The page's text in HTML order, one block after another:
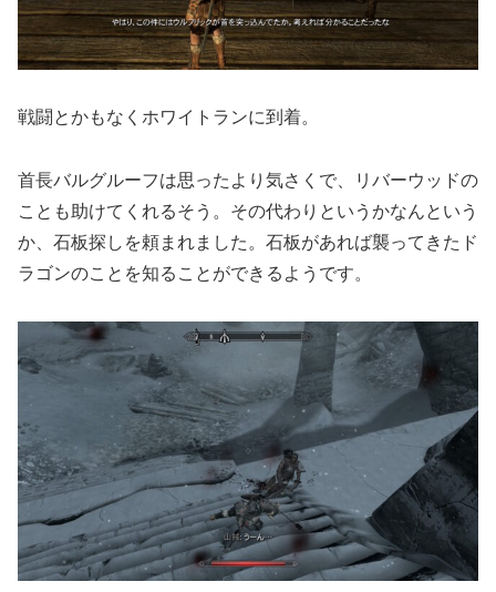
戦闘とかもなくホワイトランに到着。
首長バルグルーフは思ったより気さくで、リバーウッドの
ことも助けてくれるそう。その代わりというかなんという
か、石板探しを頼まれました。石板があれば襲ってきたド
ラゴンのことを知ることができるようです。